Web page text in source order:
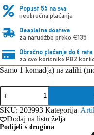
Popust 5% na sva
neobročna plaćanja
Besplatna dostava
za narudžbe preko €135
Obročno plaćanje do 6 rata
za sve korisnike PBZ
Samo 1 komad(a) na zalihi
Festool
ruksak
RS-
FT1
količina
SKU: 203993 Kategorija:
Dodaj na listu želja
Podijeli s drugima